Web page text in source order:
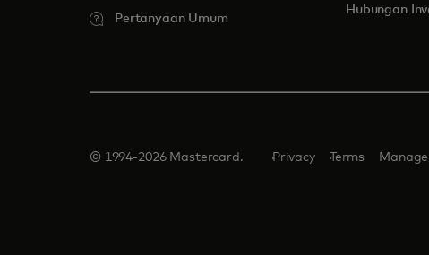
Pertanyaan Umum
Hubungan
© 1994-2026 Mastercard. Privacy Terms